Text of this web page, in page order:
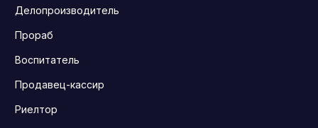
Делопроизводитель
Прораб
Воспитатель
Продавец-кассир
Риелтор